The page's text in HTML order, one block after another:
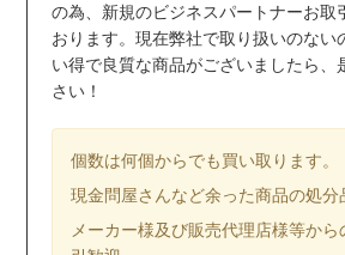
の為、新規のビジネスパートナーお取
おります。現在弊社で取り扱いのない
い得で良質な商品がございましたら、
さい！
個数は何個からでも買い取ります。
現金問屋さんなど余った商品の処分
メーカー様及び販売代理店様等から